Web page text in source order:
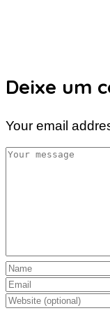
Deixe um
Your email